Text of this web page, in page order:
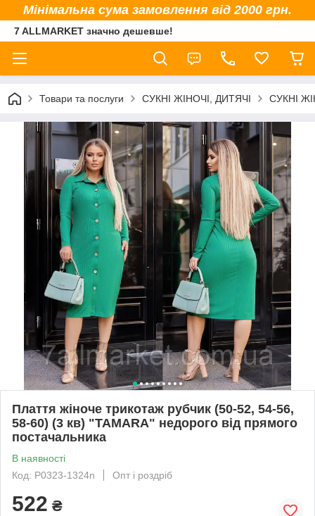
Мінімальна сума замовлення від 2000 грн.
7 ALLMARKET значно дешевше!
Товари та послуги СУКНІ ЖІНОЧІ, ДИТЯЧІ СУКНІ
Плаття жіноче трикотаж рубчик (50-52, 54-56,
58-60) (3 кв) "TAMARA" недорого від прямого
постачальника
В наявності
Код: P0323-1324n
Опт і роздріб
522 ₴